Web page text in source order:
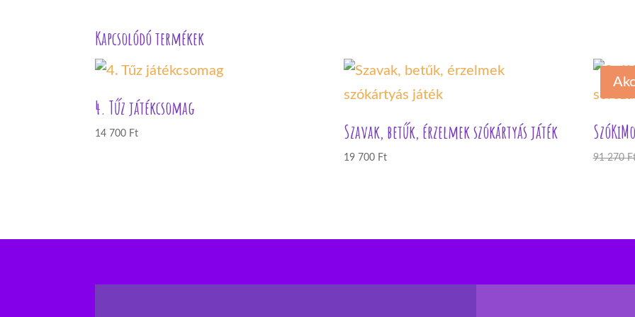
Kapcsolódó termékek
4. Tűz játékcsomag
14 700 Ft Szavak, betűk, érzelmek szókártyás játék
19 700 Ft 91 270